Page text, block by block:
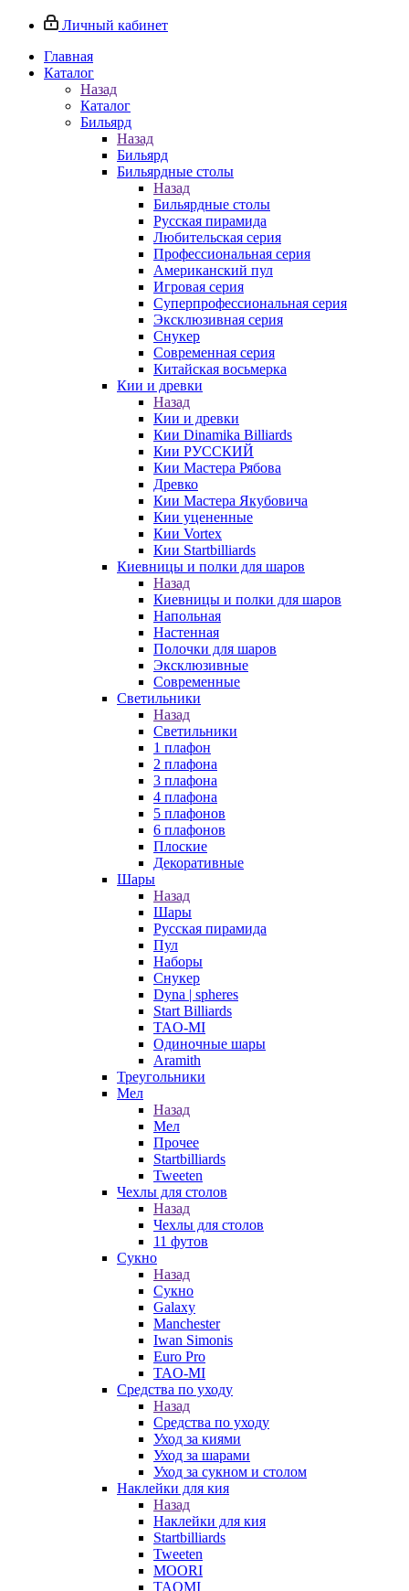
Личный кабинет
Главная
Каталог
Назад
Каталог
Бильярд
Назад
Бильярд
Бильярдные столы
Назад
Бильярдные столы
Русская пирамида
Любительская серия
Профессиональная серия
Американский пул
Игровая серия
Суперпрофессиональная серия
Эксклюзивная серия
Снукер
Современная серия
Китайская восьмерка
Кии и древки
Назад
Кии и древки
Кии Dinamika Billiards
Кии РУССКИЙ
Кии Мастера Рябова
Древко
Кии Мастера Якубовича
Кии уцененные
Кии Vortex
Кии Startbilliards
Киевницы и полки для шаров
Назад
Киевницы и полки для шаров
Напольная
Настенная
Полочки для шаров
Эксклюзивные
Современные
Светильники
Назад
Светильники
1 плафон
2 плафона
3 плафона
4 плафона
5 плафонов
6 плафонов
Плоские
Декоративные
Шары
Назад
Шары
Русская пирамида
Пул
Наборы
Снукер
Dyna | spheres
Start Billiards
TAO-MI
Одиночные шары
Aramith
Треугольники
Мел
Назад
Мел
Прочее
Startbilliards
Tweeten
Чехлы для столов
Назад
Чехлы для столов
11 футов
Сукно
Назад
Сукно
Galaxy
Manchester
Iwan Simonis
Euro Pro
TAO-MI
Средства по уходу
Назад
Средства по уходу
Уход за киями
Уход за шарами
Уход за сукном и столом
Наклейки для кия
Назад
Наклейки для кия
Startbilliards
Tweeten
MOORI
TAOMI